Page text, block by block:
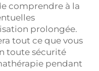
comprendre à la
prolongée.
tout ce que vous
toute sécurité
pendant